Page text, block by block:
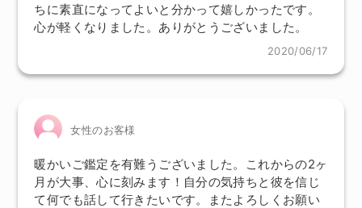
ちに素直になってよいと分かって嬉しかったです。
心が軽くなりました。ありがとうございました。
2020/06/17
女性のお客様
暖かいご鑑定を有難うございました。これからの2ヶ
月が大事、心に刻みます！自分の気持ちと彼を信じ
て何でも話して行きたいです。またよろしくお願い